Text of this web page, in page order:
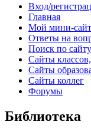
Вход/
Главная
Мой мини-сайт
Ответы на
Поиск по сайту
Сайты
Сайты
Сайты коллег
Форумы
Библиотека